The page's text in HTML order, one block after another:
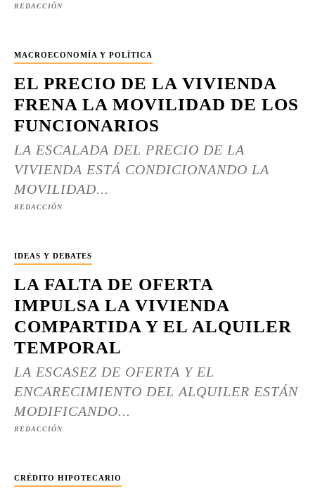
REDACCIÓN
MACROECONOMÍA Y POLÍTICA
EL PRECIO DE LA VIVIENDA
FRENA LA MOVILIDAD DE LOS
FUNCIONARIOS
LA ESCALADA DEL PRECIO DE LA
VIVIENDA ESTÁ CONDICIONANDO LA
MOVILIDAD...
REDACCIÓN
IDEAS Y DEBATES
LA FALTA DE OFERTA
IMPULSA LA VIVIENDA
COMPARTIDA Y EL ALQUILER
TEMPORAL
LA ESCASEZ DE OFERTA Y EL
ENCARECIMIENTO DEL ALQUILER ESTÁN
MODIFICANDO...
REDACCIÓN
CRÉDITO HIPOTECARIO